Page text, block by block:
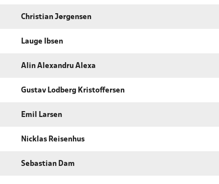
Christian Jørgensen
Lauge Ibsen
Alin Alexandru Alexa
Gustav Lodberg Kristoffersen
Emil Larsen
Nicklas Reisenhus
Sebastian Dam